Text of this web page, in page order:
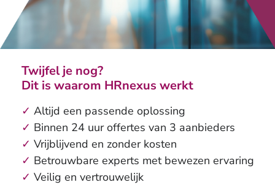
Twijfel je nog?
Dit is waarom HRnexus werkt
✓ Altijd een passende oplossing
✓ Binnen 24 uur offertes van 3 aanbieders
✓ Vrijblijvend en zonder kosten
✓ Betrouwbare experts met bewezen ervaring
✓ Veilig en vertrouwelijk